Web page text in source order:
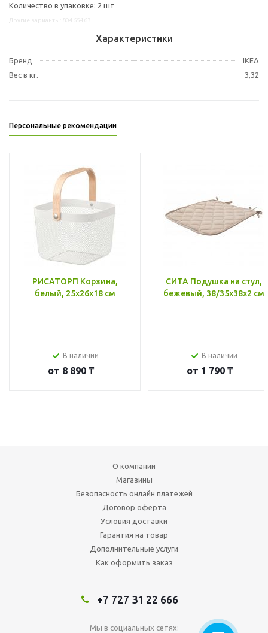
Количество в упаковке: 2 шт
Характеристики
Бренд
IKEA
Вес в кг.
3,32
Персональные рекомендации
РИСАТОРП Корзина,
белый, 25x26x18 см
В наличии
от 8 890 ₸
СИТА Подушка на стул,
бежевый, 38/35x38x2 см
В наличии
от 1 790 ₸
О компании
Магазины
Безопасность онлайн платежей
Договор оферта
Условия доставки
Гарантия на товар
Дополнительные услуги
Как оформить заказ
+7 727 31 22 666
Мы в социальных сетях: